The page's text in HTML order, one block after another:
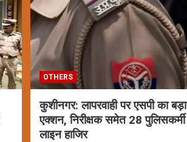
OTHERS
कुशीनगर: लापरवाही पर एसपी का बड़ा
एक्शन, निरीक्षक समेत 28 पुलिसकर्मी
लाइन हाजिर